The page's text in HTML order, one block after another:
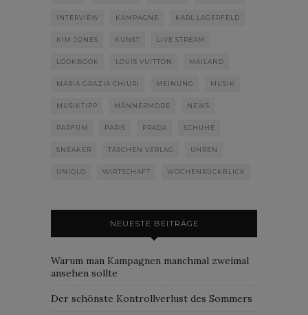
INTERVIEW KAMPAGNE KARL LAGERFELD
KIM JONES KUNST LIVE STREAM
LOOKBOOK LOUIS VUITTON MAILAND
MARIA GRAZIA CHIURI MEINUNG MUSIK
MUSIKTIPP MÄNNERMODE NEWS
PARFUM PARIS PRADA SCHUHE
SNEAKER TASCHEN VERLAG UHREN
UNIQLO WIRTSCHAFT WOCHENRÜCKBLICK
NEUESTE BEITRÄGE
Warum man Kampagnen manchmal zweimal
ansehen sollte
Der schönste Kontrollverlust des Sommers